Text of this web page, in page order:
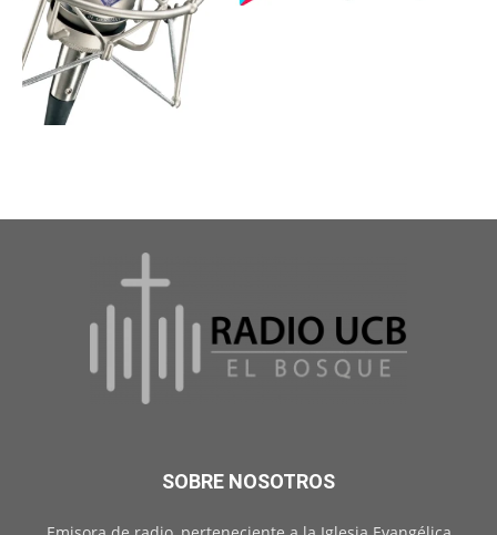
SOBRE NOSOTROS